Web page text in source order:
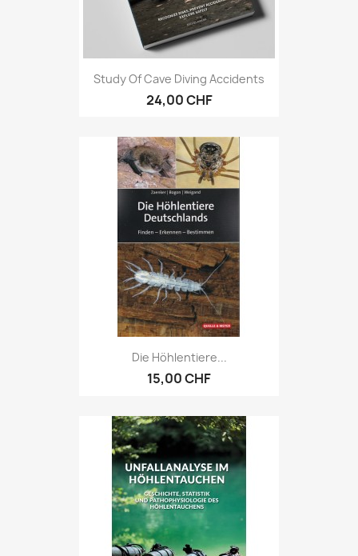
Study Of Cave Diving Accidents
24,00 CHF
Die Höhlentiere...
15,00 CHF